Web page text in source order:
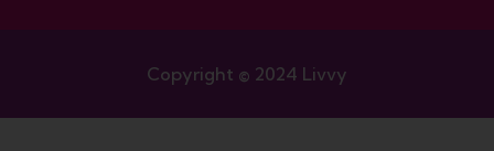
Copyright © 2024 Livvy